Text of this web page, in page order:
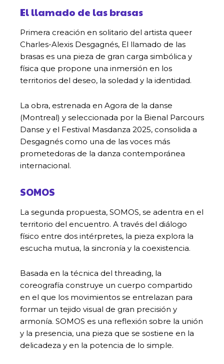
El llamado de las brasas
Primera creación en solitario del artista queer
Charles-Alexis Desgagnés, El llamado de las
brasas es una pieza de gran carga simbólica y
física que propone una inmersión en los
territorios del deseo, la soledad y la identidad.
La obra, estrenada en Agora de la danse
(Montreal) y seleccionada por la Bienal Parcours
Danse y el Festival Masdanza 2025, consolida a
Desgagnés como una de las voces más
prometedoras de la danza contemporánea
internacional.
SOMOS
La segunda propuesta, SOMOS, se adentra en el
territorio del encuentro. A través del diálogo
físico entre dos intérpretes, la pieza explora la
escucha mutua, la sincronía y la coexistencia.
Basada en la técnica del threading, la
coreografía construye un cuerpo compartido
en el que los movimientos se entrelazan para
formar un tejido visual de gran precisión y
armonía. SOMOS es una reflexión sobre la unión
y la presencia, una pieza que se sostiene en la
delicadeza y en la potencia de lo simple.